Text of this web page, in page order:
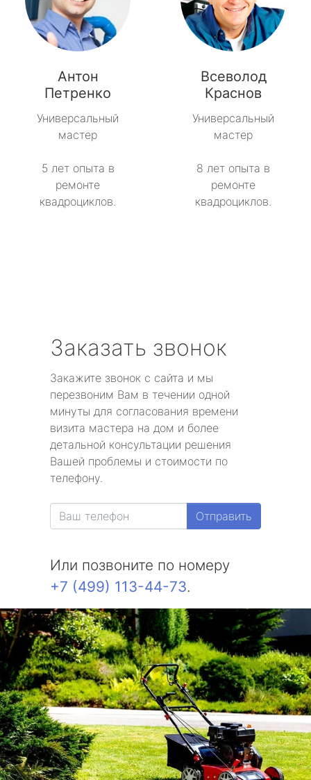
Антон
Петренко
Универсальный
мастер
5 лет опыта в
ремонте
квадроциклов.
Всеволод
Краснов
Универсальный
мастер
8 лет опыта в
ремонте
квадроциклов.
Заказать звонок
Закажите звонок с сайта и мы
перезвоним Вам в течении одной
минуты для согласования времени
визита мастера на дом и более
детальной консультации решения
Вашей проблемы и стоимости по
телефону.
Отправить
Или позвоните по номеру
+7 (499) 113-44-73.